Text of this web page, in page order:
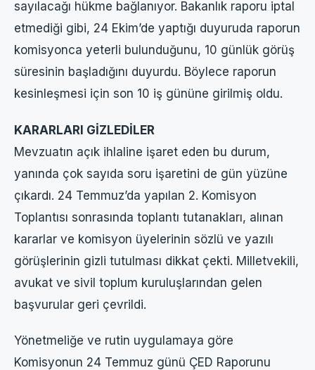
sayılacağı hükme bağlanıyor. Bakanlık raporu iptal
etmediği gibi, 24 Ekim’de yaptığı duyuruda raporun
komisyonca yeterli bulunduğunu, 10 günlük görüş
süresinin başladığını duyurdu. Böylece raporun
kesinleşmesi için son 10 iş gününe girilmiş oldu.
KARARLARI GİZLEDİLER
Mevzuatın açık ihlaline işaret eden bu durum,
yanında çok sayıda soru işaretini de gün yüzüne
çıkardı. 24 Temmuz’da yapılan 2. Komisyon
Toplantısı sonrasında toplantı tutanakları, alınan
kararlar ve komisyon üyelerinin sözlü ve yazılı
görüşlerinin gizli tutulması dikkat çekti. Milletvekili,
avukat ve sivil toplum kuruluşlarından gelen
başvurular geri çevrildi.
Yönetmeliğe ve rutin uygulamaya göre
Komisyonun 24 Temmuz günü ÇED Raporunu